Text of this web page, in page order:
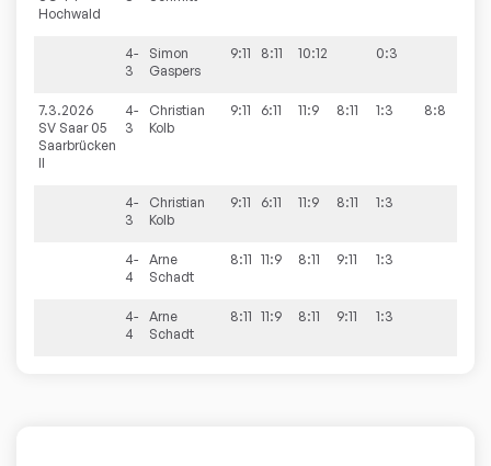
Hochwald
4-
3
Simon
Gaspers
9:11 8:11 10:12 0:3
7.3.2026
SV Saar 05
Saarbrücken
II
4-
3
Christian
Kolb
9:11 6:11 11:9 8:11 1:3 8:8
4-
3
Christian
Kolb
9:11 6:11 11:9 8:11 1:3
4-
4
Arne
Schadt
8:11 11:9 8:11 9:11 1:3
4-
4
Arne
Schadt
8:11 11:9 8:11 9:11 1:3